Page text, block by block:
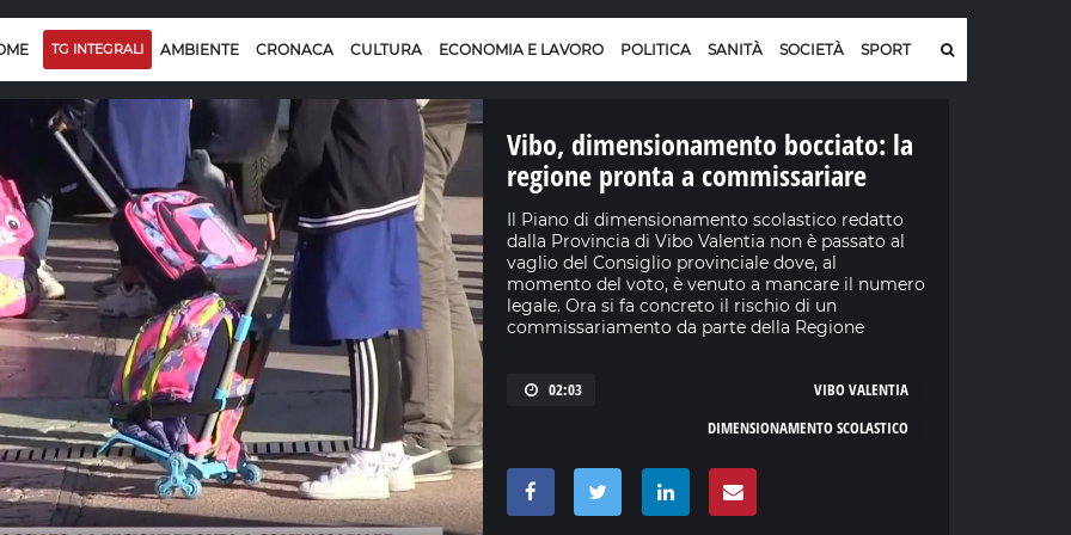
TG INTEGRALI AMBIENTE CRONACA CULTURA ECONOMIA E LAVORO POLITICA SANITÀ SOCIETÀ SPORT
Vibo, dimensionamento bocciato: la
regione pronta a commissariare
Il Piano di dimensionamento scolastico redatto
dalla Provincia di Vibo Valentia non è passato al
vaglio del Consiglio provinciale dove, al
momento del voto, è venuto a mancare il numero
legale. Ora si fa concreto il rischio di un
commissariamento da parte della Regione
02:03
VIBO VALENTIA
DIMENSIONAMENTO SCOLASTICO